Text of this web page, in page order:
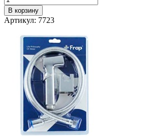
В корзину
Артикул: 7723